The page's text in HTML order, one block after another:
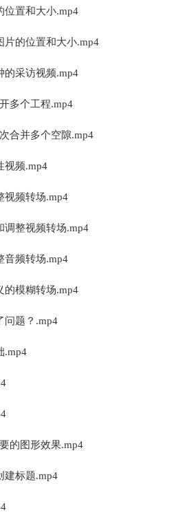
位置和大小.mp4
片的位置和大小.mp4
的采访视频.mp4
多个工程.mp4
合并多个空隙.mp4
视频.mp4
视频转场.mp4
调整视频转场.mp4
音频转场.mp4
的模糊转场.mp4
问题？.mp4
.mp4
的图形效果.mp4
建标题.mp4